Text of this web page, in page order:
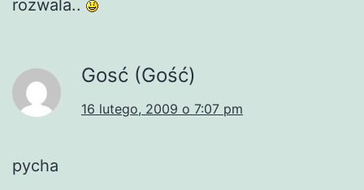
rozwala..
Gosć (Gość)
16 lutego, 2009 o 7:07 pm
pycha